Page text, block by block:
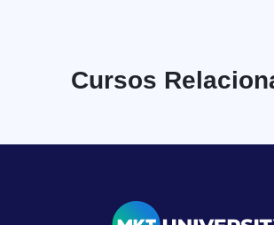
Cursos